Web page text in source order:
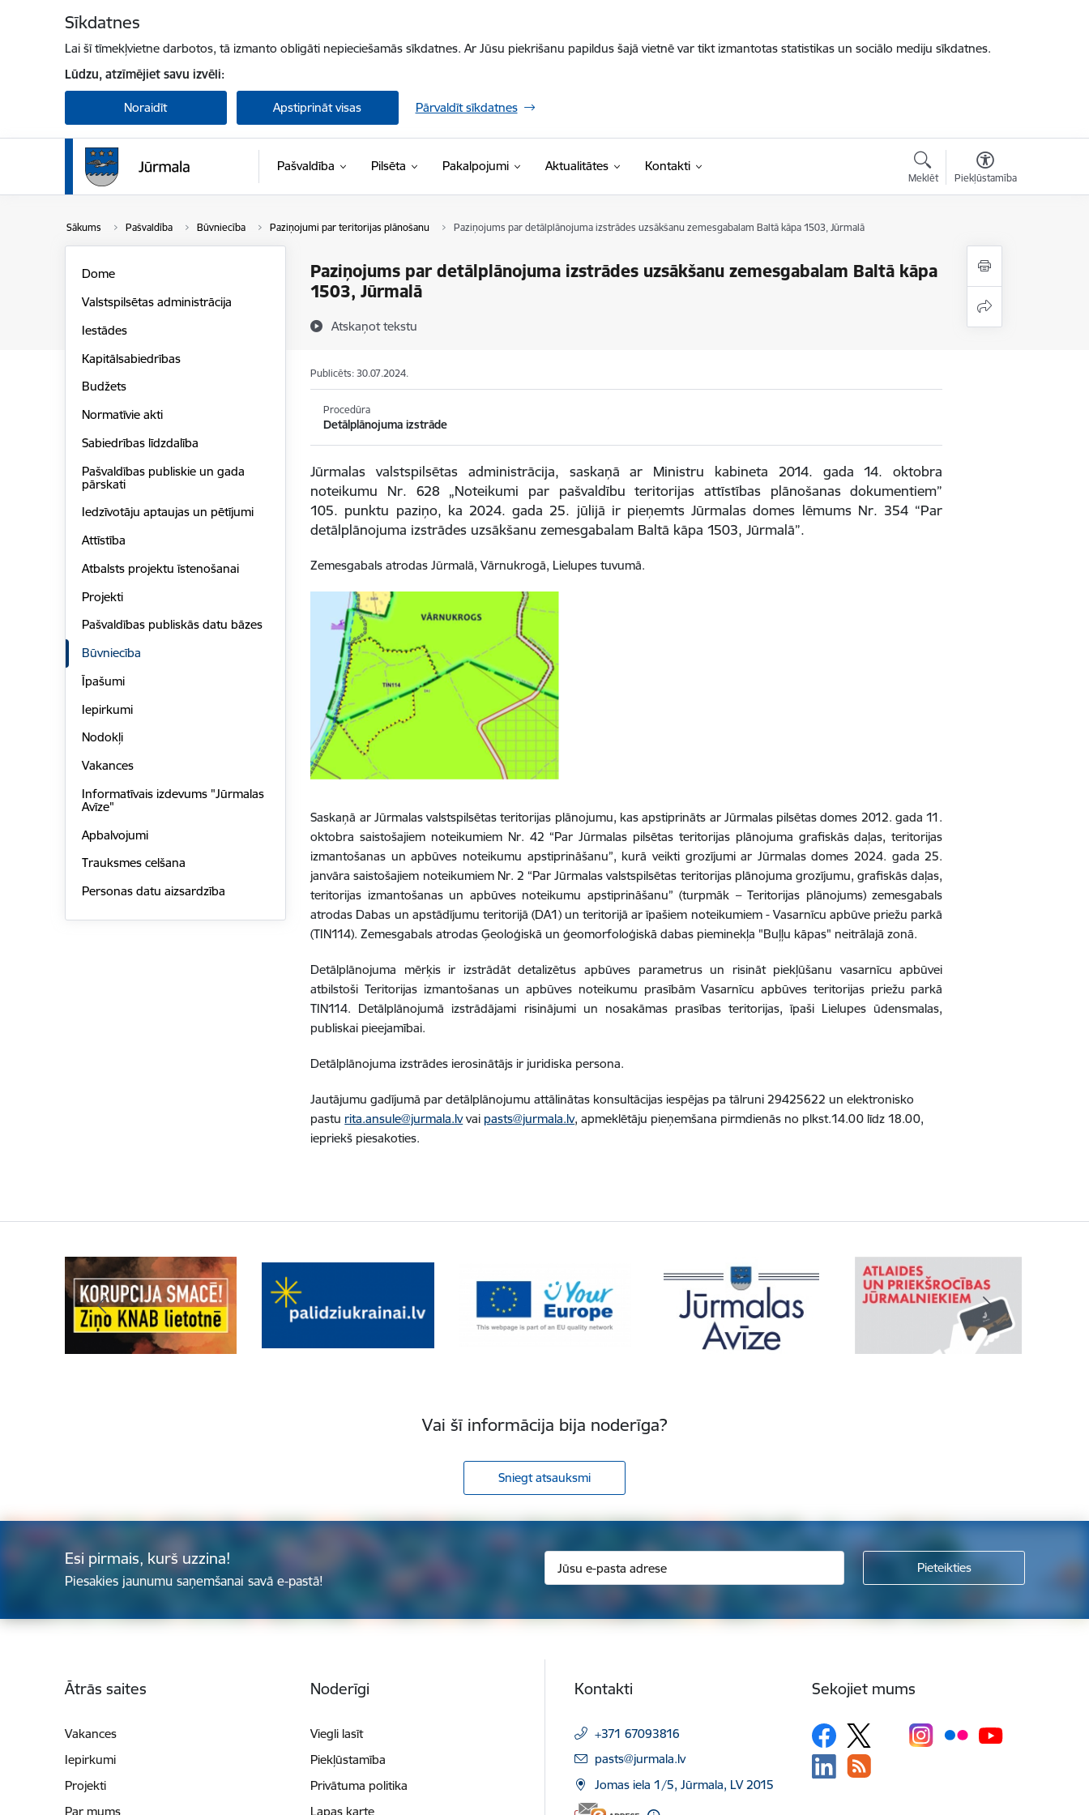
Sīkdatnes
Lai šī tīmekļvietne darbotos, tā izmanto obligāti nepieciešamās sīkdatnes. Ar Jūsu piekrišanu papildus šajā vietnē var tikt izmantotas statistikas un sociālo mediju sīkdatnes.
Lūdzu, atzīmējiet savu izvēli:
Noraidīt Apstiprināt visas Pārvaldīt sīkdatnes
Pašvaldība Pilsēta Pakalpojumi Aktualitātes Kontakti
Meklēt Piekļūstamība
Sākums Pašvaldība Būvniecība Paziņojumi par teritorijas plānošanu Paziņojums par detālplānojuma izstrādes uzsākšanu zemesgabalam Baltā kāpa 1503, Jūrmalā
Paziņojums par detālplānojuma izstrādes uzsākšanu zemesgabalam Baltā kāpa
1503, Jūrmalā
Atskaņot tekstu
Dome
Valstspilsētas administrācija
Iestādes
Kapitālsabiedrības
Budžets
Normatīvie akti
Sabiedrības līdzdalība
Pašvaldības publiskie un gada
pārskati
Iedzīvotāju aptaujas un pētījumi
Attīstība
Atbalsts projektu īstenošanai
Projekti
Pašvaldības publiskās datu bāzes
Būvniecība
Īpašumi
Iepirkumi
Nodokļi
Vakances
Informatīvais izdevums "Jūrmalas
Avīze"
Apbalvojumi
Trauksmes celšana
Personas datu aizsardzība
Publicēts: 30.07.2024.
Procedūra
Detālplānojuma izstrāde
Jūrmalas valstspilsētas administrācija, saskaņā ar Ministru kabineta 2014. gada 14. oktobra
noteikumu Nr. 628 „Noteikumi par pašvaldību teritorijas attīstības plānošanas dokumentiem”
105. punktu paziņo, ka 2024. gada 25. jūlijā ir pieņemts Jūrmalas domes lēmums Nr. 354 “Par
detālplānojuma izstrādes uzsākšanu zemesgabalam Baltā kāpa 1503, Jūrmalā”.
Zemesgabals atrodas Jūrmalā, Vārnukrogā, Lielupes tuvumā.
Saskaņā ar Jūrmalas valstspilsētas teritorijas plānojumu, kas apstiprināts ar Jūrmalas pilsētas domes 2012. gada 11.
oktobra saistošajiem noteikumiem Nr. 42 “Par Jūrmalas pilsētas teritorijas plānojuma grafiskās daļas, teritorijas
izmantošanas un apbūves noteikumu apstiprināšanu”, kurā veikti grozījumi ar Jūrmalas domes 2024. gada 25.
janvāra saistošajiem noteikumiem Nr. 2 “Par Jūrmalas valstspilsētas teritorijas plānojuma grozījumu, grafiskās daļas,
teritorijas izmantošanas un apbūves noteikumu apstiprināšanu” (turpmāk – Teritorijas plānojums) zemesgabals
atrodas Dabas un apstādījumu teritorijā (DA1) un teritorijā ar īpašiem noteikumiem - Vasarnīcu apbūve priežu parkā
(TIN114). Zemesgabals atrodas Ģeoloģiskā un ģeomorfoloģiskā dabas pieminekļa "Buļļu kāpas" neitrālajā zonā.
Detālplānojuma mērķis ir izstrādāt detalizētus apbūves parametrus un risināt piekļūšanu vasarnīcu apbūvei
atbilstoši Teritorijas izmantošanas un apbūves noteikumu prasībām Vasarnīcu apbūves teritorijas priežu parkā
TIN114. Detālplānojumā izstrādājami risinājumi un nosakāmas prasības teritorijas, īpaši Lielupes ūdensmalas,
publiskai pieejamībai.
Detālplānojuma izstrādes ierosinātājs ir juridiska persona.
Jautājumu gadījumā par detālplānojumu attālinātas konsultācijas iespējas pa tālruni 29425622 un elektronisko
pastu rita.ansule@jurmala.lvvai pasts@jurmala.lv, apmeklētāju pieņemšana pirmdienās no plkst.14.00 līdz 18.00,
iepriekš piesakoties.
Vai šī informācija bija noderīga?
Sniegt atsauksmi
Esi pirmais, kurš uzzina!
Piesakies jaunumu saņemšanai savā e-pastā!
Ātrās saites
Vakances
Iepirkumi
Projekti
Par mums
Noderīgi
Viegli lasīt
Piekļūstamība
Privātuma politika
Lapas karte
Kontakti
+371 67093816
E-pasts:
pasts@jurmala.lv
Jomas iela 1/5, Jūrmala, LV 2015
Sekojiet mums